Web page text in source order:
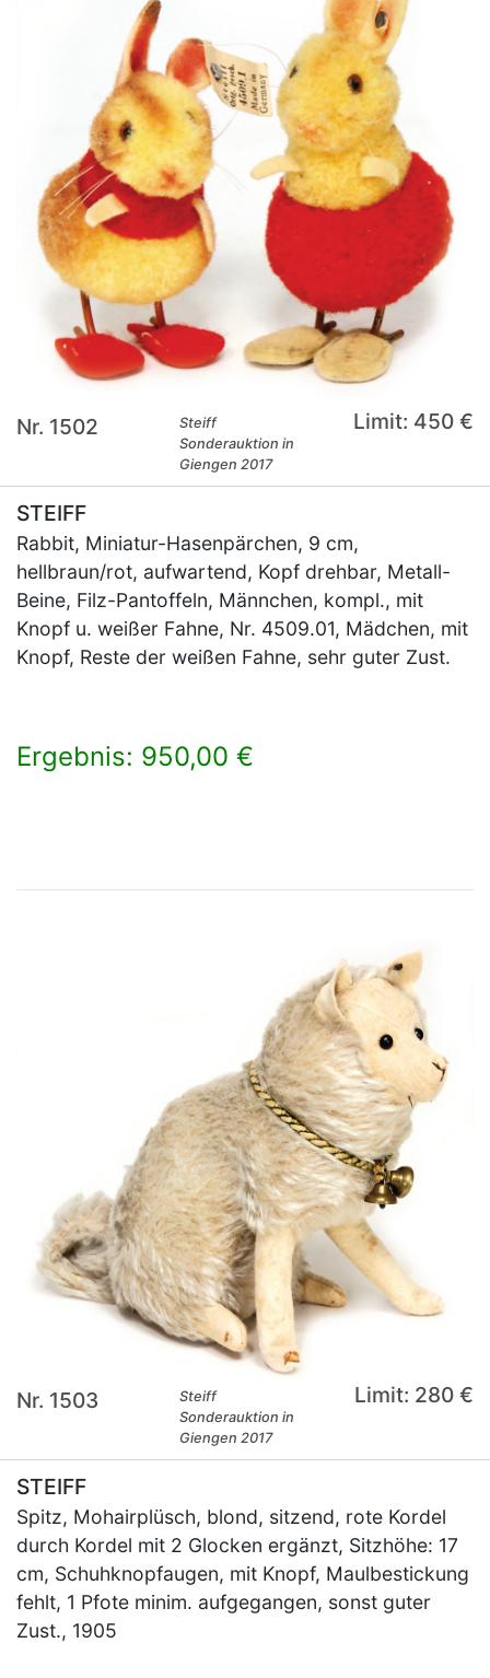
Nr. 1502
Steiff
Sonderauktion in
Giengen 2017
Limit: 450 €
STEIFF
Rabbit, Miniatur-Hasenpärchen, 9 cm,
hellbraun/rot, aufwartend, Kopf drehbar, Metall-
Beine, Filz-Pantoffeln, Männchen, kompl., mit
Knopf u. weißer Fahne, Nr. 4509.01, Mädchen, mit
Knopf, Reste der weißen Fahne, sehr guter Zust.
Ergebnis: 950,00 €
Nr. 1503
Steiff
Sonderauktion in
Giengen 2017
Limit: 280 €
STEIFF
Spitz, Mohairplüsch, blond, sitzend, rote Kordel
durch Kordel mit 2 Glocken ergänzt, Sitzhöhe: 17
cm, Schuhknopfaugen, mit Knopf, Maulbestickung
fehlt, 1 Pfote minim. aufgegangen, sonst guter
Zust., 1905